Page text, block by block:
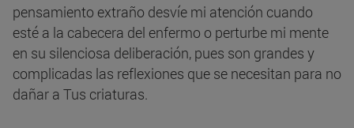
pensamiento extraño desvíe mi atención cuando
esté a la cabecera del enfermo o perturbe mi mente
en su silenciosa deliberación, pues son grandes y
complicadas las reflexiones que se necesitan para no
dañar a Tus criaturas.